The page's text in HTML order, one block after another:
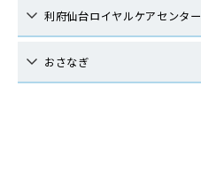
利府仙台ロイヤルケアセンター
おさなぎ